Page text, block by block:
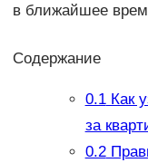
в ближайшее
Содержание
0.1Как
за
0.2